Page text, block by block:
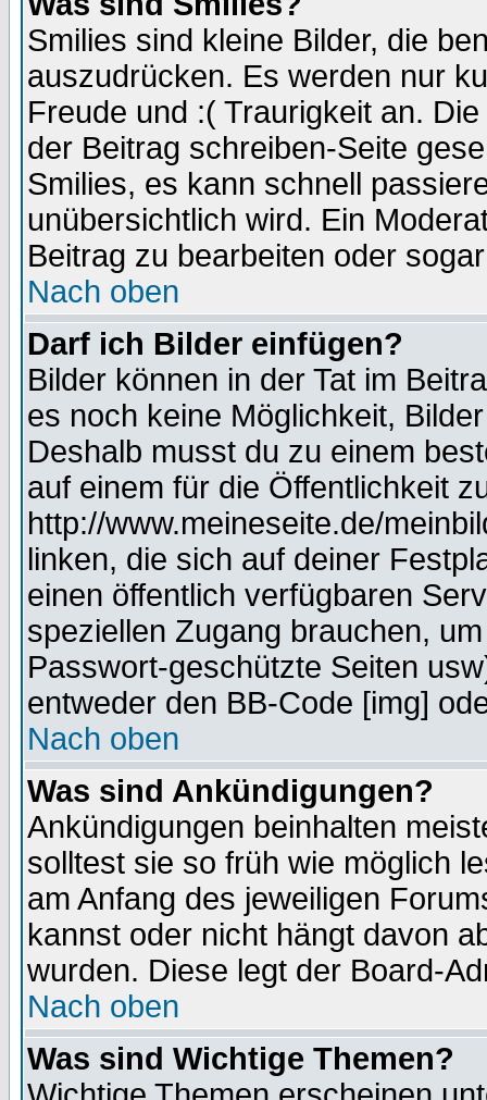
Smilies sind kleine Bilder, die
auszudrücken. Es werden nur
Freude und :( Traurigkeit an.
der Beitrag schreiben-Seite
Smilies, es kann schnell
unübersichtlich wird. Ein
Beitrag zu bearbeiten oder
Nach oben
Darf ich Bilder einfügen?
Bilder können in der Tat im
es noch keine Möglichkeit,
Deshalb musst du zu einem
auf einem für die Öffentlichkeit
http://www.meineseite.de/
linken, die sich auf deiner
einen öffentlich verfügbaren
speziellen Zugang brauchen,
Passwort-geschützte Seiten
entweder den BB-Code [img]
Nach oben
Was sind Ankündigungen?
Ankündigungen beinhalten
solltest sie so früh wie möglich
am Anfang des jeweiligen
kannst oder nicht hängt davon
wurden. Diese legt der Board-
Nach oben
Was sind Wichtige Themen?